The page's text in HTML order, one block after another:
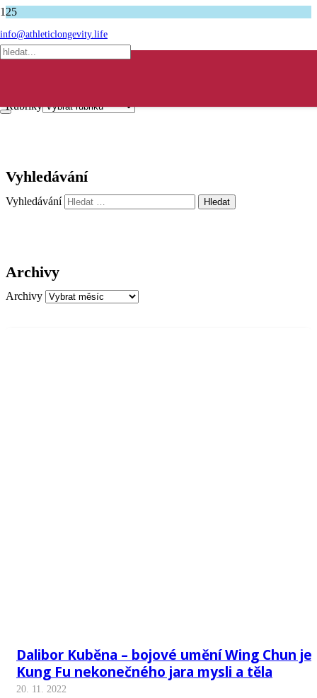
info@athleticlongevity.life
Bruce Lee
Rubriky
Vyhledávání
Vyhledávání
Archivy
Archivy
Dalibor Kuběna – bojové umění Wing Chun je
Kung Fu nekonečného jara mysli a těla
20. 11. 2022